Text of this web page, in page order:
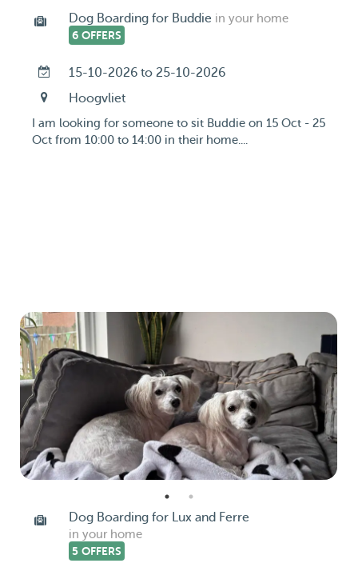
Dog Boarding for Buddie in your home
6 OFFERS
15-10-2026 to 25-10-2026
Hoogvliet
I am looking for someone to sit Buddie on 15 Oct - 25
Oct from 10:00 to 14:00 in their home....
Dog Boarding for Lux and Ferre
in your home
5 OFFERS